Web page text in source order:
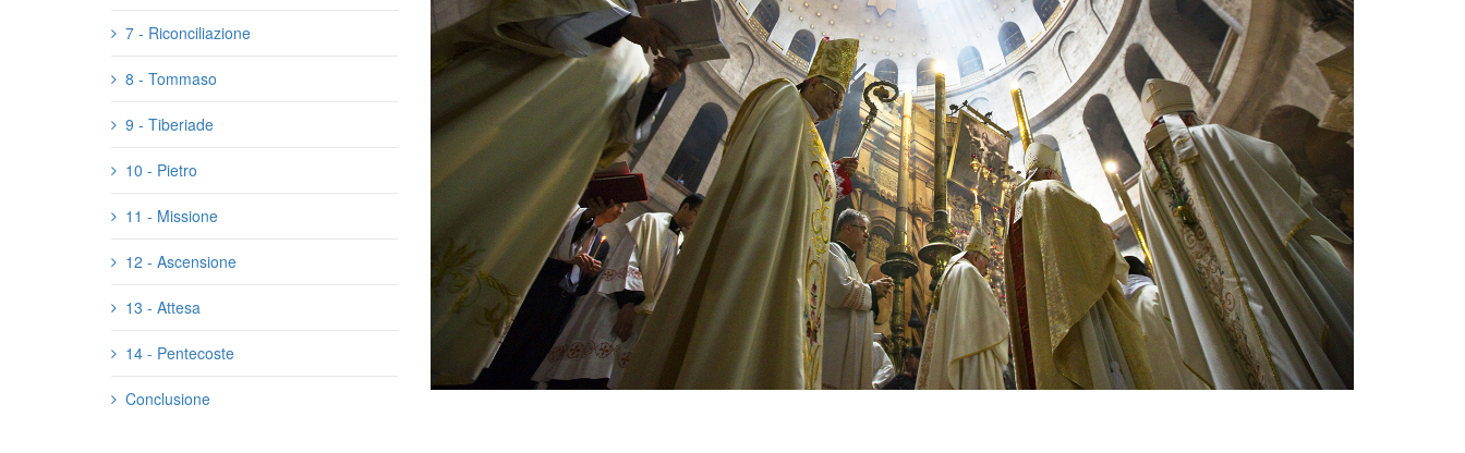
7 - Riconciliazione
8 - Tommaso
9 - Tiberiade
10 - Pietro
11 - Missione
12 - Ascensione
13 - Attesa
14 - Pentecoste
Conclusione